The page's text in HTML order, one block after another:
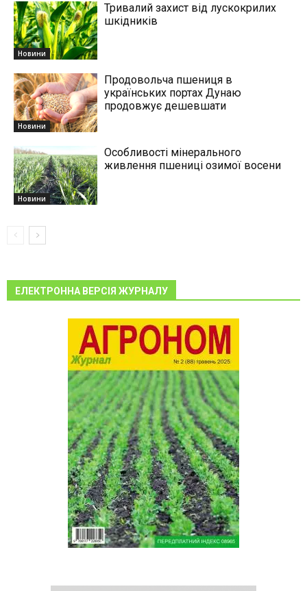
Новини
Тривалий захист від лускокрилих
шкідників
Новини
Продовольча пшениця в
українських портах Дунаю
продовжує дешевшати
Новини
Особливості мінерального
живлення пшениці озимої восени
ЕЛЕКТРОННА ВЕРСІЯ ЖУРНАЛУ